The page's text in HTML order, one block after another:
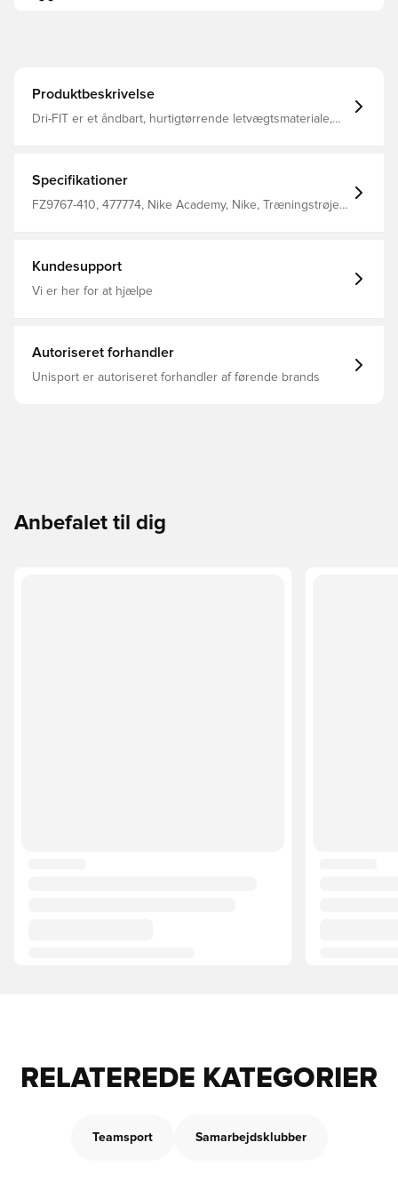
Produktbeskrivelse
Dri-FIT er et åndbart, hurtigtørrende letvægtsmateriale,
Specifikationer
FZ9767-410, 477774, Nike Academy, Nike, Træningstrøjer,
Kundesupport
Vi er her for at hjælpe
Autoriseret forhandler
Unisport er autoriseret forhandler af førende brands
Anbefalet til dig
RELATEREDE KATEGORIER
Teamsport Samarbejdsklubber